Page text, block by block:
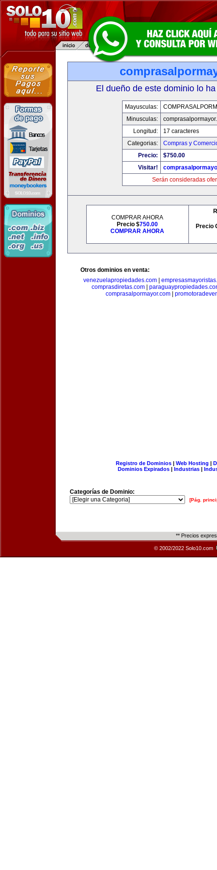
El dueño de este dominio lo
Mayusculas:
Minusculas:
Longitud:
17 caracteres
Categorias:
Compras y
Precio:
$750.00
Visitar!
Serán consideradas
COMPRAR AHORA
Precio $750.00
COMPRAR AHORA
Precio
Otros dominios en venta:
venezuelapropiedades.com|
comprasdiretas.com
comprasalpormayor.com|
Registro de Dominios| Web Hosting |
Dominios Expirados | Industrias |
Categorías de Dominio:
[Pág.
** Precios
© 2002/2022 Solo10.com